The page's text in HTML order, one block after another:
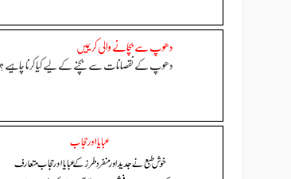
دھوپ سے بچانے والی کریمیں
دھوپ کے نقصانات سے بچنے کے لیے کیا کرنا چاہیے ؟